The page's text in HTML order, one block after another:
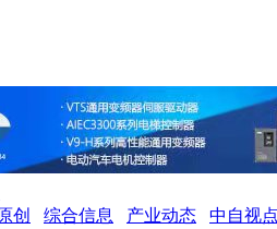
创 综合信息 产业动态 中自视点